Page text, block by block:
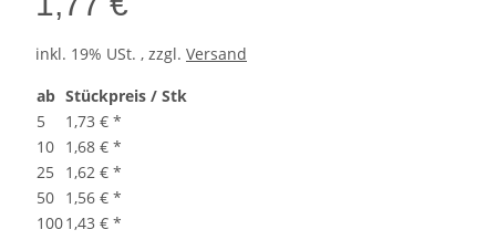
inkl. 19% USt. , zzgl. Versand
ab Stückpreis / Stk
5
1,73 € *
10 1,68 € *
25
1,62 € *
50 1,56 € *
1001,43 € *